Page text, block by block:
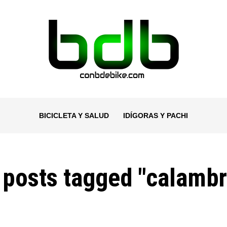
BICICLETA Y SALUD IDÍGORAS Y PACHI
tagged